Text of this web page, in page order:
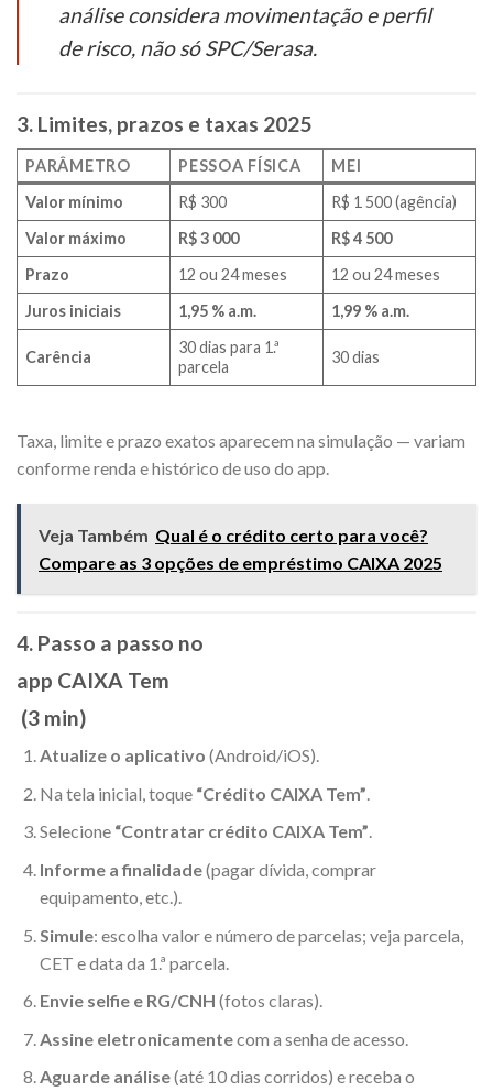
análise considera movimentação e perfil
de risco, não só SPC/Serasa.
3. Limites, prazos e taxas 2025
PARÂMETRO PESSOA FÍSICA
MEI
Valor mínimo
R$ 300
R$ 1 500 (agência)
Valor máximo
R$ 3 000
R$ 4 500
Prazo
12 ou 24 meses
12 ou 24 meses
Juros iniciais
1,95 % a.m. 1,99 % a.m.
Carência
30 dias para 1.ª
parcela
30 dias
Taxa, limite e prazo exatos aparecem na simulação — variam
conforme renda e histórico de uso do app.
Veja Também Qual é o crédito certo para você?
Compare as 3 opções de empréstimo CAIXA 2025
4. Passo a passo no
app CAIXA Tem
(3 min)
Atualize o aplicativo (Android/iOS).
Na tela inicial, toque “Crédito CAIXA Tem”
Selecione “Contratar crédito CAIXA Tem”.
Informe a finalidade(pagar dívida, comprar
equipamento, etc.).
Simule: escolha valor e número de parcelas; veja parcela,
CET e data da 1.ª parcela.
Envie selfie e RG/CNH (fotos claras).
Assine eletronicamentecom a senha de acesso.
Aguarde análise(até 10 dias corridos) e receba o